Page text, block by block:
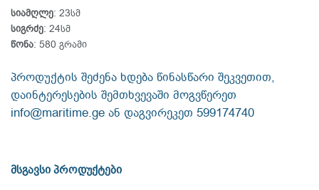
სიამღლე: 23სმ
სიგრძე: 24სმ
წონა: 580 გრამი
პროდუქტის შეძენა ხდება წინასწარი შეკვეთით,
დაინტერესების შემთხვევაში მოგვწერეთ
info@maritime.ge ან დაგვირეკეთ 599174740
მსგავსი პროდუქტები